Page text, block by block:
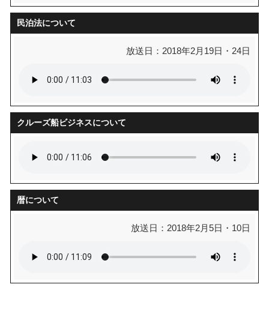
民泊法について
放送日：2018年2月19日・24日
クルーズ船ビジネスについて
暦について
放送日：2018年2月5日・10日